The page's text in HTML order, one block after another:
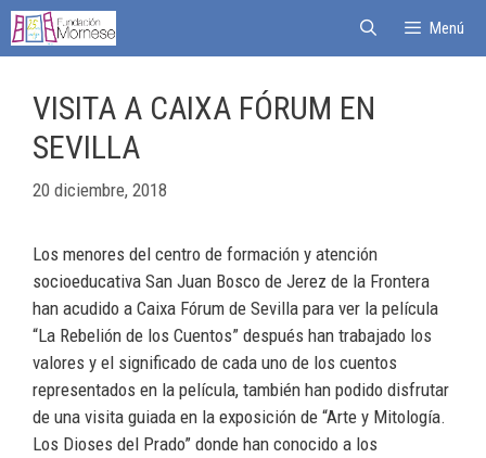
Menú
VISITA A CAIXA FÓRUM EN
SEVILLA
20 diciembre, 2018
Los menores del centro de formación y atención
socioeducativa San Juan Bosco de Jerez de la Frontera
han acudido a Caixa Fórum de Sevilla para ver la película
“La Rebelión de los Cuentos” después han trabajado los
valores y el significado de cada uno de los cuentos
representados en la película, también han podido disfrutar
de una visita guiada en la exposición de “Arte y Mitología.
Los Dioses del Prado” donde han conocido a los